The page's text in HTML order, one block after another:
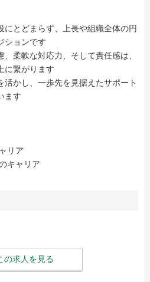
にとどまらず、上長や組織全体の円
ションです
、柔軟な対応力、そして責任感は、
に繋がります
活かし、一歩先を見据えたサポート
ます
リア
キャリア
の求人を見る